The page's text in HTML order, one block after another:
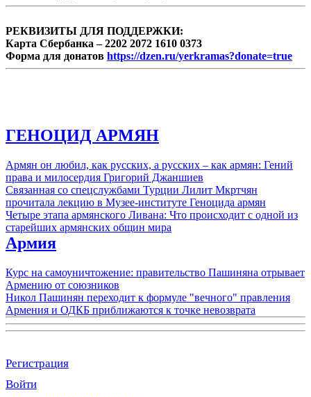
РЕКВИЗИТЫ ДЛЯ ПОДДЕРЖКИ:
Карта Сбербанка – 2202 2072 1610 0373
Форма для донатов https://dzen.ru/yerkramas?donate=true
ГЕНОЦИД АРМЯН
Армян он любил, как русских, а русских – как армян: Гений
права и милосердия Григорий Джаншиев
Связанная со спецслужбами Турции Лилит Мкртчян
прочитала лекцию в Музее-институте Геноцида армян
Четыре этапа армянского Ливана: Что происходит с одной из
старейших армянских общин мира
Армия
Курс на самоуничтожение: правительство Пашиняна отрывает
Армению от союзников
Никол Пашинян переходит к формуле "вечного" правления
Армения и ОДКБ приближаются к точке невозврата
Регистрация
Войти